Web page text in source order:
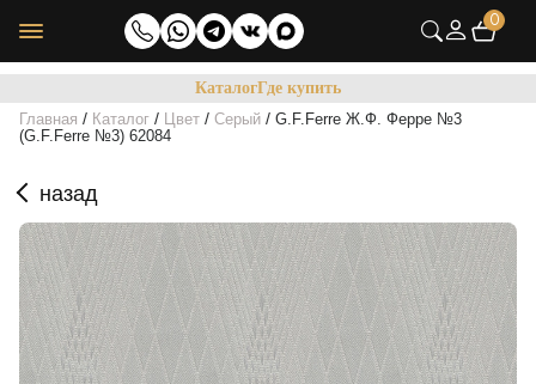
0
КаталогГде купить
Главная / Каталог / Цвет / Серый / G.F.Ferre Ж.Ф. Ферре №3
(G.F.Ferre №3) 62084
назад